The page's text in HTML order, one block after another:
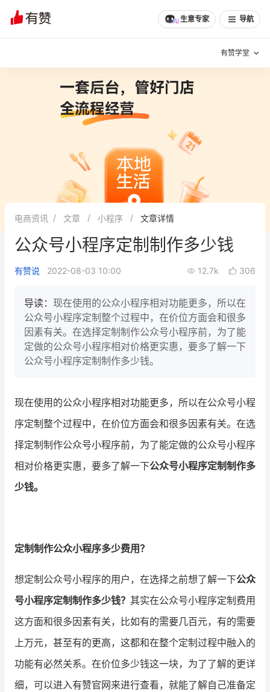
生意专家 导航
有赞学堂
增长方法
有赞专家说
新零售最佳实践
面对面聊增长
AllValue 战略合作
增长产品指南
智库 产品场景库
行业洞察
品牌消费观 行业报告
增长俱乐部 有赞商盟
商家社区 社群交流
入驻有赞 认证代理商
电商资讯 文章 小程序 文章详情
公众号小程序定制制作多少钱
有赞说 2022-08-03 10:00 12.7k 306
导读： 现在使用的公众小程序相对功能更多，所以在
公众号小程序定制整个过程中，在价位方面会和很多
因素有关。在选择定制制作公众号小程序前，为了能
定做的公众号小程序相对价格更实惠，要多了解一下
公众号小程序定制制作多少钱。
现在使用的公众小程序相对功能更多，所以在公众号小程
序定制整个过程中，在价位方面会和很多因素有关。在选
择定制制作公众号小程序前，为了能定做的公众号小程序
相对价格更实惠，要多了解一下公众号小程序定制制作多
少钱。
定制制作公众小程序多少费用？
想定制公众号小程序的用户，在选择之前想了解一下公众
号小程序定制制作多少钱？ 其实在公众号小程序定制费用
这方面和很多因素有关，比如有的需要几百元，有的需要
上万元，甚至有的更高，这都和在整个定制过程中融入的
功能有必然关系。在价位多少钱这一块，为了了解的更详
细，可以进入有赞官网来进行查看，就能了解自己准备定